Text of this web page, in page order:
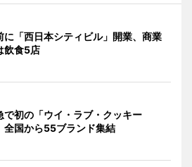
に「西日本シティビル」開業、商業
飲食5店
で初の「ウイ・ラブ・クッキー
国から55ブランド集結